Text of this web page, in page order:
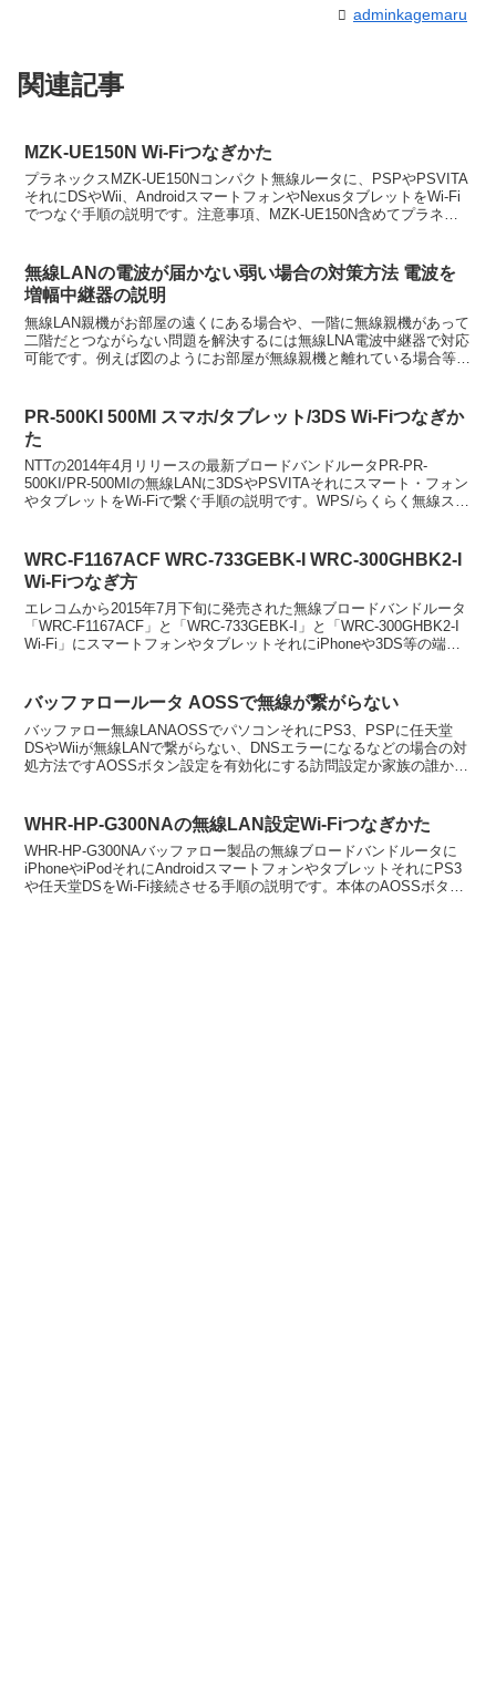
adminkagemaru
関連記事
MZK-UE150N Wi-Fiつなぎかた
プラネックスMZK-UE150Nコンパクト無線ルータに、PSPやPSVITA
それにDSやWii、AndroidスマートフォンやNexusタブレットをWi-Fi
でつなぐ手順の説明です。注意事項、MZK-UE150N含めてプラネッ
無線LANの電波が届かない弱い場合の対策方法 電波を
増幅中継器の説明
無線LAN親機がお部屋の遠くにある場合や、一階に無線親機があって
二階だとつながらない問題を解決するには無線LNA電波中継器で対応
可能です。例えば図のようにお部屋が無線親機と離れている場合等で
PR-500KI 500MI スマホ/タブレット/3DS Wi-Fiつなぎか
た
NTTの2014年4月リリースの最新ブロードバンドルータPR-PR-
500KI/PR-500MIの無線LANに3DSやPSVITAそれにスマート・フォン
やタブレットをWi-Fiで繋ぐ手順の説明です。WPS/らくらく無線スタ
WRC-F1167ACF WRC-733GEBK-I WRC-300GHBK2-I
Wi-Fiつなぎ方
エレコムから2015年7月下旬に発売された無線ブロードバンドルータ
「WRC-F1167ACF」と「WRC-733GEBK-I」と「WRC-300GHBK2-I
Wi-Fi」にスマートフォンやタブレットそれにiPhoneや3DS等の端末
バッファロールータ AOSSで無線が繋がらない
バッファロー無線LANAOSSでパソコンそれにPS3、PSPに任天堂
DSやWiiが無線LANで繋がらない、DNSエラーになるなどの場合の対
処方法ですAOSSボタン設定を有効化にする訪問設定か家族の誰かが
WHR-HP-G300NAの無線LAN設定Wi-Fiつなぎかた
WHR-HP-G300NAバッファロー製品の無線ブロードバンドルータに
iPhoneやiPodそれにAndroidスマートフォンやタブレットそれにPS3
や任天堂DSをWi-Fi接続させる手順の説明です。本体のAOSSボタン